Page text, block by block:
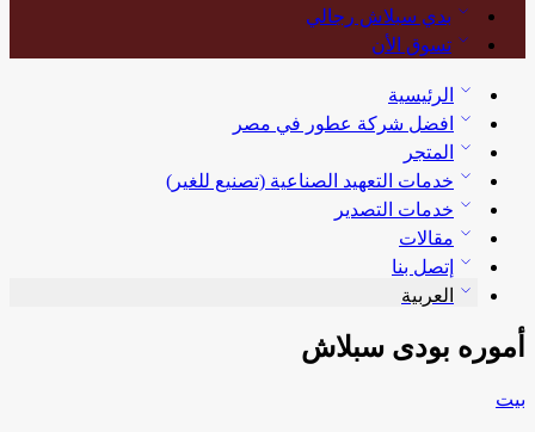
بدي سبلاش رجالي
تسوق الأن
الرئيسية
افضل شركة عطور في مصر
المتجر
خدمات التعهيد الصناعية (تصنيع للغير)
خدمات التصدير
مقالات
إتصل بنا
العربية
أموره بودى سبلاش
بيت